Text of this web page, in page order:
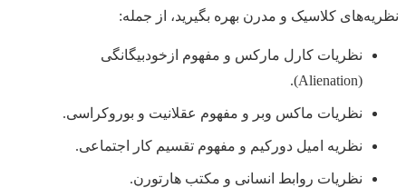
نظریه‌های کلاسیک و مدرن بهره بگیرید، از جمله:
نظریات کارل مارکس و مفهوم ازخودبیگانگی
(Alienation).
نظریات ماکس وبر و مفهوم عقلانیت و بوروکراسی.
نظریه امیل دورکیم و مفهوم تقسیم کار اجتماعی.
نظریات روابط انسانی و مکتب هارتورن.